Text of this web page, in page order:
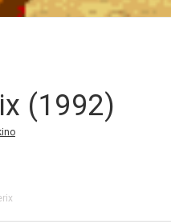
(1992)